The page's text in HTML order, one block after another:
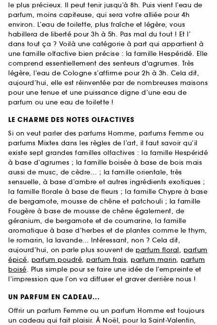
le plus précieux. Il peut tenir jusqu’à 8h. Puis vient l’eau de
parfum, moins capiteuse, qui sera votre alliée pour 4h
environ. L’eau de toilette, plus fraîche et légère, vous
habillera de liberté pour 3h à 5h. Pas mal du tout ! Et l’
dans tout ça ? Voilà une catégorie à part qui appartient à
une famille olfactive bien précise : la famille Hespéridé. Elle
comprend essentiellement des senteurs d'agrumes. Très
légère, l’eau de Cologne s’affirme pour 2h à 3h. Cela dit,
aujourd’hui, elle est réinventée par de nombreuses maisons
pour une tenue et une puissance digne d’une eau de
parfum ou une eau de toilette !
LE CHARME DES NOTES OLFACTIVES
Si on veut parler des parfums Homme, parfums Femme ou
parfums Mixtes dans les règles de l’art, il faut savoir qu’il
existe sept grandes familles olfactives : la famille Hespéridé
à base d’agrumes ; la famille boisée à base de bois mais
aussi de musc, de cèdre... ; la famille orientale, très
sensuelle, à base d’ambre et autres ingrédients exotiques ;
la famille florale à base de fleurs ; la famille Chypre à base
de bergamote, mousse de chêne et patchouli ; la famille
Fougère à base de mousse de chêne également, de
géranium, de bergamote et de coumarine, la famille
aromatique à base d’herbes et de plantes comme le thym,
le romarin, la lavande... Intéressant, non ? Cela dit,
aujourd’hui, on parle plus souvent de parfum floral, parfum
épicé, parfum poudré, parfum frais, parfum marin, parfum
boisé. Plus simple pour se faire une idée de l’empreinte et
l’impression que l’on va diffuser et graver derrière nous !
UN PARFUM EN CADEAU...
Offrir un parfum Femme ou un parfum Homme est toujours
un cadeau qui fait plaisir. À Noël, pour la Saint-Valentin,